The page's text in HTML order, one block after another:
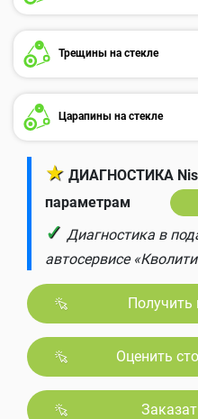
Трещины на стекле
Царапины на стекле
★ ДИАГНОСТИКА
параметрам
✓ Диагностика в
автосервисе
Получить
Оценить